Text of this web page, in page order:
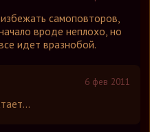
самоповторов,
вроде неплохо, но
идет вразнобой.
6 фев 2011